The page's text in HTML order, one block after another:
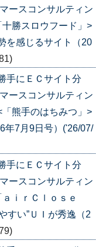
ースコンサルティン
勝スロウフード」>
を感じるサイト（20
手にＥＣサイト分
ースコンサルティン
熊手のはちみつ」>
年7月9日号）('26/07/
手にＥＣサイト分
ースコンサルティン
ｉｒＣｌｏｓｅ
すい”ＵＩが秀逸（2